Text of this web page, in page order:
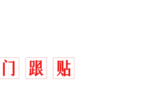
那个在床头放菜刀的女孩，